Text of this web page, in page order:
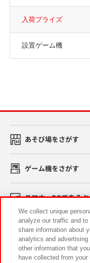
入荷プライズ
設置ゲーム機
あそび場をさがす
ゲーム機をさがす
スマホ・PCであそぶ
イベント・キャンペ
We collect unique
analyze our traffic and
share information about
analytics and
other information that
have collected from